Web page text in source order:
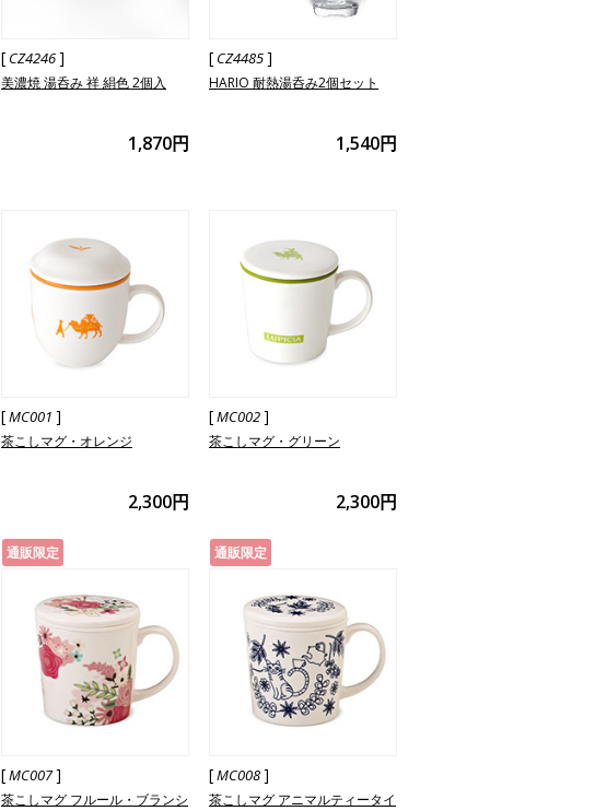
[ CZ4246]
美濃焼 湯呑み 祥 絹色 2個入
1,870円
[ CZ4485]
HARIO 耐熱湯呑み2個セット
1,540円
[MC001 ]
茶こしマグ・オレンジ
2,300円
[MC002]
茶こしマグ・グリーン
2,300円
通販限定
[MC007]
茶こしマグ フルール・ブランシ
通販限定
[MC008]
茶こしマグ アニマルティータイ